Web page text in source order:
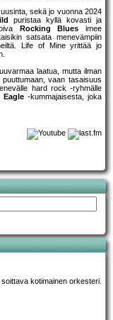
sekä jo vuonna 2024
puristaa kyllä kovasti ja
Rocking Blues imee
satsata menevämpiin
Life of Mine yrittää jo
laatua, mutta ilman
vaan tasaisuus
hard rock -ryhmälle
Eagle -kummajaisesta, joka
kotimainen orkesteri.